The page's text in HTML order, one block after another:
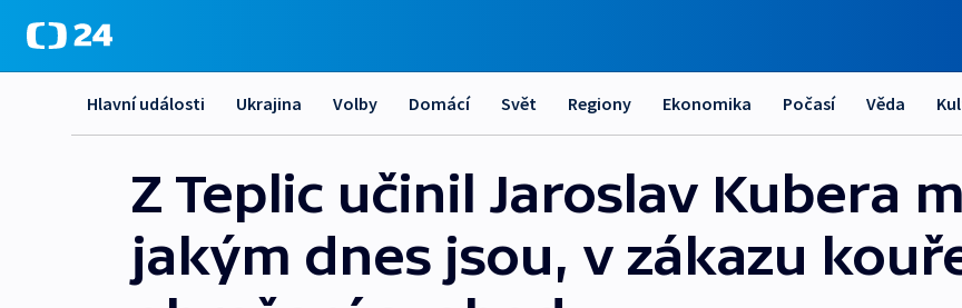
Hlavní události Ukrajina Volby Domácí Svět Regiony Ekonomika Počasí Věda
Z Teplic učinil Jaroslav Kubera
jakým dnes jsou, v zákazu